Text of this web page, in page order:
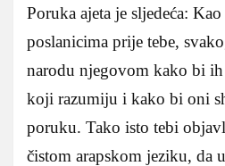
Poruka ajeta je sljedeća:
poslanicima prije tebe,
narodu njegovom kako bi
koji razumiju i kako bi oni
poruku. Tako isto tebi
čistom arapskom jeziku, da